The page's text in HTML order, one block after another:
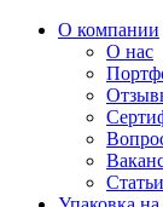
О компании
О нас